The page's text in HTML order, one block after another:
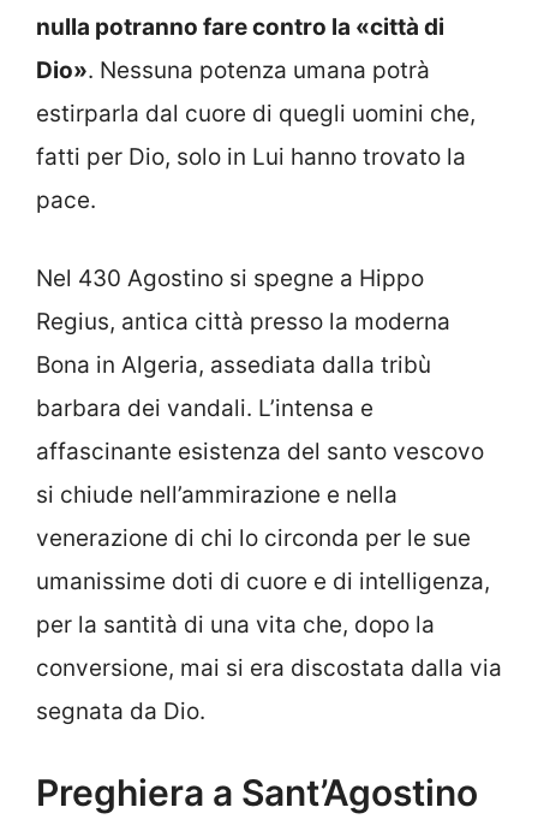
nulla potranno fare contro la «città di
Dio». Nessuna potenza umana potrà
estirparla dal cuore di quegli uomini che,
fatti per Dio, solo in Lui hanno trovato la
pace.
Nel 430 Agostino si spegne a Hippo
Regius, antica città presso la moderna
Bona in Algeria, assediata dalla tribù
barbara dei vandali. L’intensa e
affascinante esistenza del santo vescovo
si chiude nell’ammirazione e nella
venerazione di chi lo circonda per le sue
umanissime doti di cuore e di intelligenza,
per la santità di una vita che, dopo la
conversione, mai si era discostata dalla via
segnata da Dio.
Preghiera a Sant’Agostino